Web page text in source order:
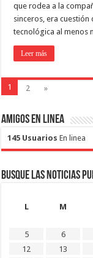
que rodea a la
sinceros, era
tecnológica al menos
Leer más
1 2 »
Amigos en Linea
145 Usuarios En linea
Busque las noticias
L
M
5
6
12
13